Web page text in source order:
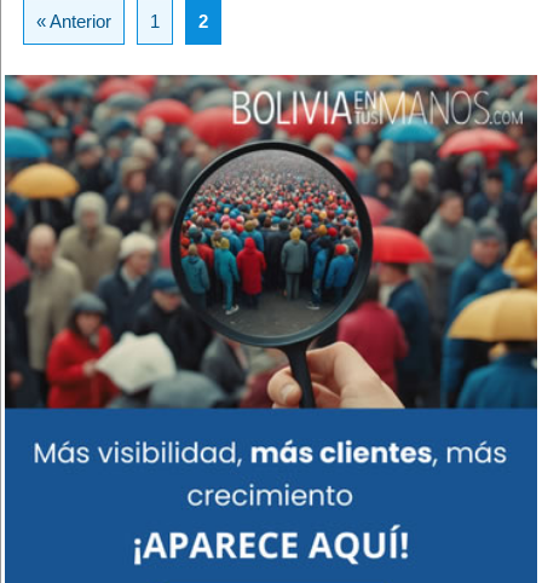
« Anterior 1 2